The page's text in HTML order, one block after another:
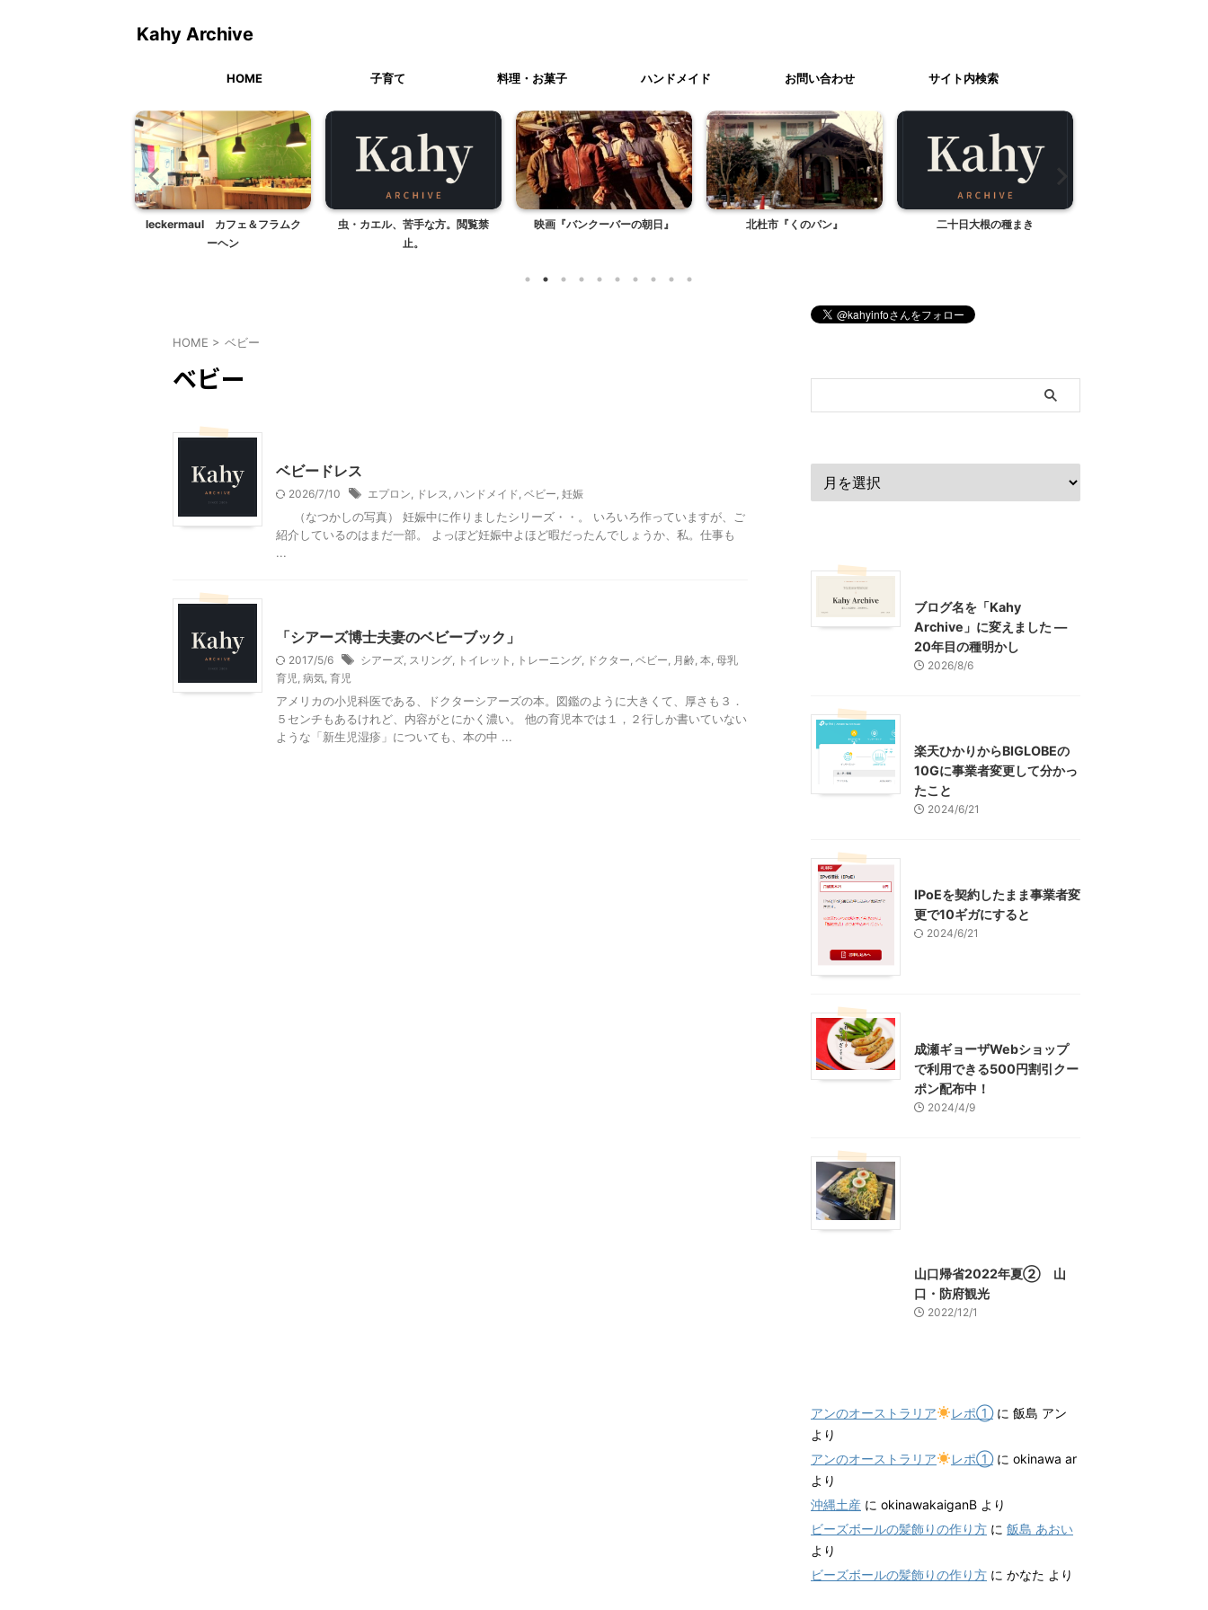
Kahy Archive
HOME 子育て 料理・お菓子 ハンドメイド お問い合わせ サイト内検索
leckermaul カフェ＆フラムク
ーヘン
虫・カエル、苦手な方。閲覧禁
止。
映画『バンクーバーの朝日』 北杜市『くのパン』 二十日大根の種まき
HOME > ベビー
ベビー
ベビードレス
2026/7/10 エプロン ドレス ハンドメイド ベビー 妊娠
（なつかしの写真） 妊娠中に作りましたシリーズ・・。 いろいろ作っていますが、ご
紹介しているのはまだ一部。 よっぽど妊娠中よほど暇だったんでしょうか、私。仕事も
...
「シアーズ博士夫妻のベビーブック」
2017/5/6 シアーズ スリング トイレット トレーニング ドクター ベビー 月齢 本 母乳
育児 病気 育児
アメリカの小児科医である、ドクターシアーズの本。図鑑のように大きくて、厚さも３．
５センチもあるけれど、内容がとにかく濃い。 他の育児本では１，２行しか書いていない
ような「新生児湿疹」についても、本の中 ...
ブログ名を「Kahy
Archive」に変えました ―
20年目の種明かし
2026/8/6
楽天ひかりからBIGLOBEの
10Gに事業者変更して分かっ
たこと
2024/6/21
IPoEを契約したまま事業者変
更で10ギガにすると
2024/6/21
成瀬ギョーザWebショップ
で利用できる500円割引クー
ポン配布中！
2024/4/9
山口帰省2022年夏② 山
口・防府観光
2022/12/1
アンのオーストラリア レポ①に 飯島 アン
より
アンのオーストラリア
レポ①に okinawa ar
より
沖縄土産 に okinawakaiganB より
ビーズボールの髪飾りの作り方 に 飯島 あおい
より
ビーズボールの髪飾りの作り方 に かなた より